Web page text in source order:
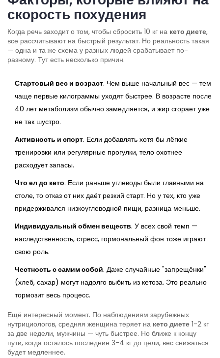
скорость похудения
Когда речь заходит о том, чтобы сбросить 10 кг на кето диете,
все рассчитывают на быстрый результат. Но реальность такая
— одна и та же схема у разных людей срабатывает по-
разному. Тут есть несколько причин.
Стартовый вес и возраст. Чем выше начальный вес — тем
чаще первые килограммы уходят быстрее. В возрасте после
40 лет метаболизм обычно замедляется, и жир сгорает уже
не так шустро.
Активность и спорт. Если добавлять хотя бы лёгкие
тренировки или регулярные прогулки, тело охотнее
расходует запасы.
Что ел до кето. Если раньше углеводы были главными на
столе, то отказ от них даёт резкий старт. Но у тех, кто уже
придерживался низкоуглеводной пищи, разница меньше.
Индивидуальный обмен веществ. У всех свой темп —
наследственность, стресс, гормональный фон тоже играют
свою роль.
Честность с самим собой. Даже случайные "запрещёнки"
(хлеб, сахар) могут надолго выбить из кетоза. Это реально
тормозит весь процесс.
Ещё интересный момент. По наблюдениям зарубежных
нутрициологов, средняя женщина теряет на кето диете 1-2 кг
за две недели, мужчины — чуть быстрее. Но ближе к концу
пути, когда осталось последние 3-4 кг до цели, вес снижаться
будет медленнее.